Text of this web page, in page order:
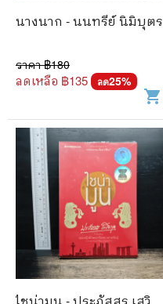
นางนาก - นนทรีย์ นิมิบุตร
ราคา ฿180
ลดเหลือ ฿135 ลด25%
shopping_cart
ไชน่ามูน - ประภัสสร เสวิ